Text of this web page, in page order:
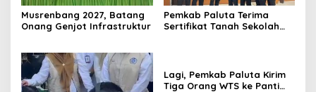
Musrenbang 2027, Batang
Onang Genjot Infrastruktur
Pemkab Paluta Terima
Sertifikat Tanah Sekolah
Lagi, Pemkab Paluta Kirim
Tiga Orang WTS ke Panti